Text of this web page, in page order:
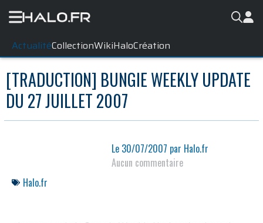
ActualitéCollectionWikiHaloCréation
[TRADUCTION] BUNGIE WEEKLY UPDATE
DU 27 JUILLET 2007
Le 30/07/2007 par Halo.fr
Aucun commentaire
Halo.fr